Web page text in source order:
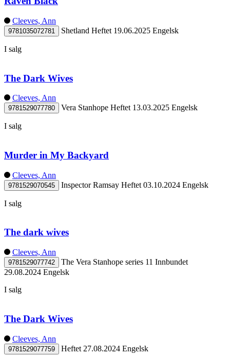
Cleeves, Ann
9781035072781 Shetland Heftet 19.06.2025 Engelsk
I salg
The Dark Wives
Cleeves, Ann
9781529077780 Vera Stanhope Heftet 13.03.2025 Engelsk
I salg
Murder in My Backyard
Cleeves, Ann
9781529070545 Inspector Ramsay Heftet 03.10.2024 Engelsk
I salg
The dark wives
Cleeves, Ann
9781529077742 The Vera Stanhope series 11 Innbundet
29.08.2024 Engelsk
I salg
The Dark Wives
Cleeves, Ann
9781529077759 Heftet 27.08.2024 Engelsk